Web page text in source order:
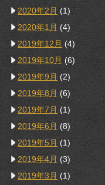
2020年2月 (1)
2020年1月 (4)
2019年12月 (4)
2019年10月 (6)
2019年9月 (2)
2019年8月 (6)
2019年7月 (1)
2019年6月 (8)
2019年5月 (1)
2019年4月 (3)
2019年3月 (1)